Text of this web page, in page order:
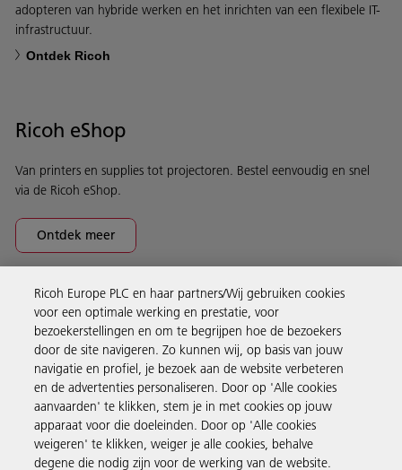
adopteren van hybride werken en het inrichten van een flexibele IT-
infrastructuur.
Ontdek Ricoh
Ricoh eShop
Van printers en supplies tot projectoren. Bestel eenvoudig en snel
via de Ricoh eShop.
Ontdek meer
Business Solutions
Producten en services
Support en contact
Ricoh Europe PLC en haar partners/Wij gebruiken cookies
voor een optimale werking en prestatie, voor
bezoekerstellingen en om te begrijpen hoe de bezoekers
door de site navigeren. Zo kunnen wij, op basis van jouw
navigatie en profiel, je bezoek aan de website verbeteren
en de advertenties personaliseren. Door op 'Alle cookies
aanvaarden' te klikken, stem je in met cookies op jouw
apparaat voor die doeleinden. Door op 'Alle cookies
weigeren' te klikken, weiger je alle cookies, behalve
degene die nodig zijn voor de werking van de website.